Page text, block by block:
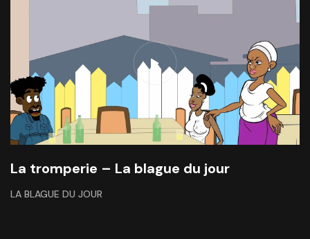
La tromperie – La blague du jour
LA BLAGUE DU JOUR